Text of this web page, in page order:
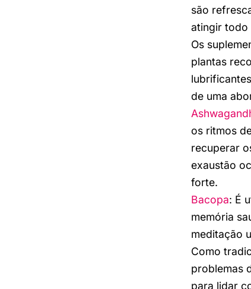
são
atingir todo
Os
plantas
de uma
os ritmos
recuperar
exaustão
forte.
Bacopa: É
memória
meditação
Como
problemas
para lidar